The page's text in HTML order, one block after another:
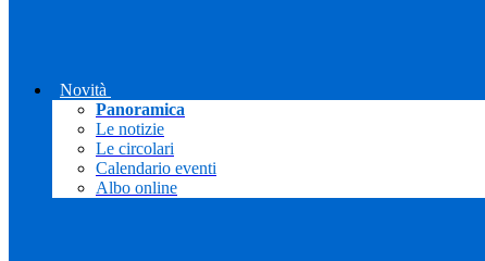
Novità
Panoramica
Le notizie
Le circolari
Calendario eventi
Albo online